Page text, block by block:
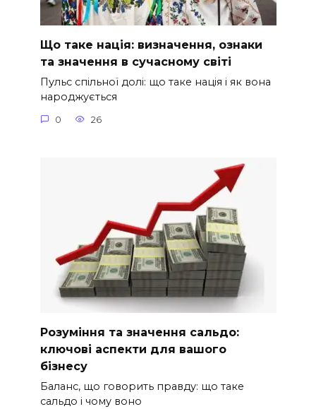
Що таке нація: визначення, ознаки
та значення в сучасному світі
Пульс спільної долі: що таке нація і як вона
народжується
0 26
Розуміння та значення сальдо:
ключові аспекти для вашого
бізнесу
Баланс, що говорить правду: що таке
сальдо і чому воно